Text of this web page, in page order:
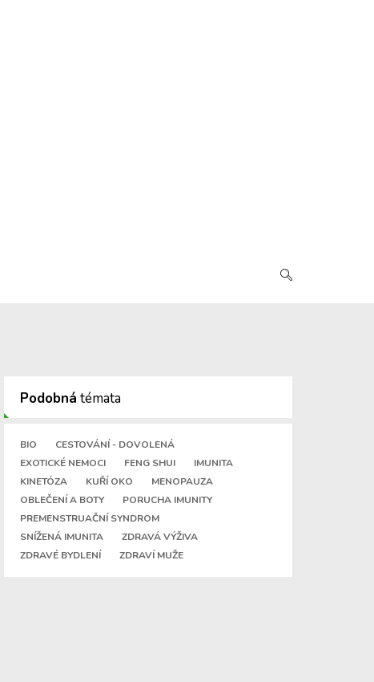
Podobná témata
BIO
CESTOVÁNÍ - DOVOLENÁ
EXOTICKÉ NEMOCI
FENG SHUI
IMUNITA
KINETÓZA
KUŘÍ OKO
MENOPAUZA
OBLEČENÍ A BOTY
PORUCHA IMUNITY
PREMENSTRUAČNÍ SYNDROM
SNÍŽENÁ IMUNITA
ZDRAVÁ VÝŽIVA
ZDRAVÉ BYDLENÍ
ZDRAVÍ MUŽE